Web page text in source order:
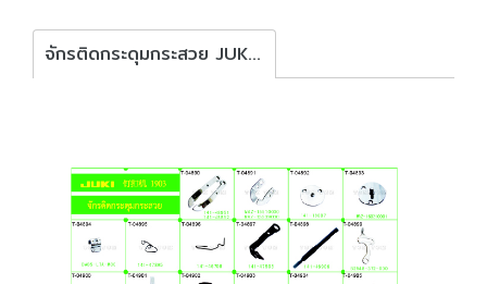
จักรติดกระดุมกระสวย JUKI LK-1903